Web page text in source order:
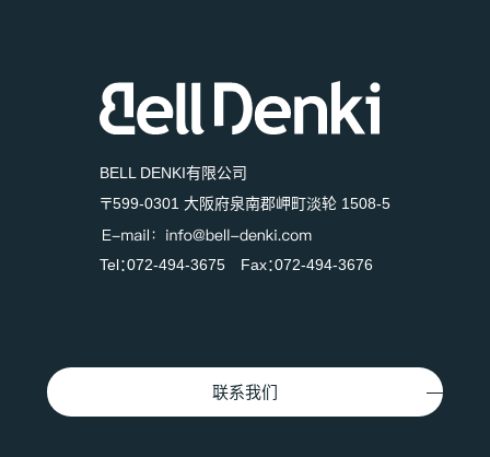
BELL DENKI有限公司
〒599-0301 大阪府泉南郡岬町淡轮 1508-5
Tel：072-494-3675 Fax：072-494-3676
联系我们